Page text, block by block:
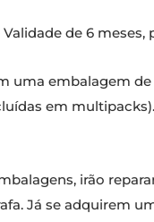
Validade de 6
uma embalagem de
em
irão
Já se adquirem